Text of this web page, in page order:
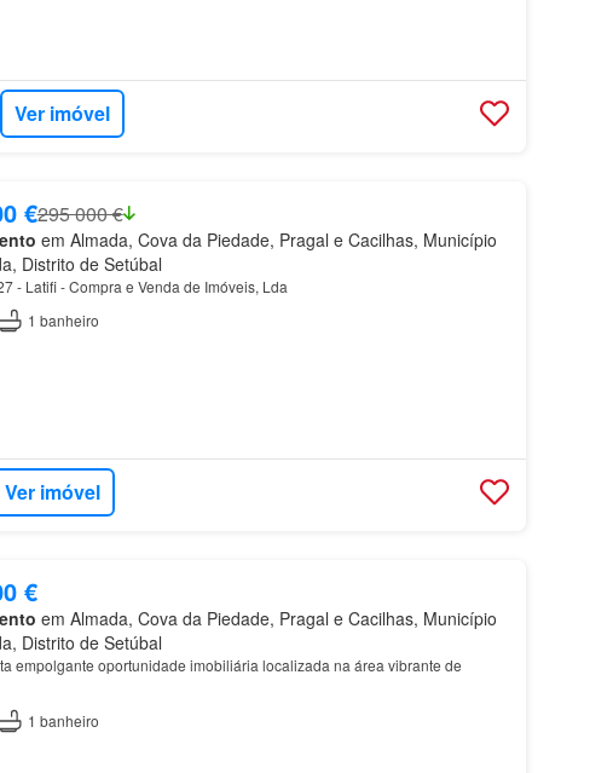
Ver imóvel
€295 000 €
em Almada, Cova da Piedade, Pragal e Cacilhas, Município
Distrito de Setúbal
- Latifi - Compra e Venda de Imóveis, Lda
1 banheiro
Ver imóvel
€
em Almada, Cova da Piedade, Pragal e Cacilhas, Município
Distrito de Setúbal
empolgante oportunidade imobiliária localizada na área vibrante de
1 banheiro